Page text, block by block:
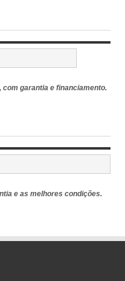
garantia e financiamento.
e as melhores condições.